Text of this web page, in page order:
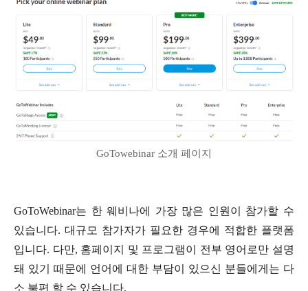
GoTowebinar 소개 페이지
GoToWebinar는 한 웨비나에 가장 많은 인원이 참가할 수
있습니다. 대규모 참가자가 필요한 경우에 적합한 플랫폼
입니다. 다만, 홈페이지 및 프로그램이 전부 영어로만 설명
돼 있기 때문에 언어에 대한 부담이 있으신 분들에게는 다
소 불편 할 수 있습니다.